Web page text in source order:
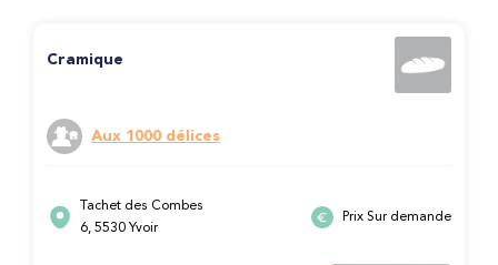
Cramique
Aux 1000 délices
Tachet des Combes
6, 5530 Yvoir
Prix Sur demande